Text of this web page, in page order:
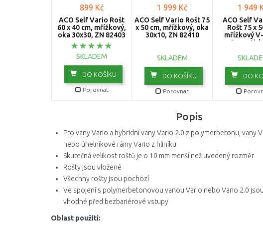
899 Kč
ACO Self Vario Rošt
60 x 40 cm, mřížkový,
oka 30x30, ZN 82403
SKLADEM
DO KOŠÍKU
Porovnat
1 999 Kč
ACO Self Vario Rošt 75
x 50 cm, mřížkový, oka
30x10, ZN 82410
SKLADEM
DO KOŠÍKU
Porovnat
1 949
ACO Self
Rošt 75 x
mřížkový
pruty
DO
Popis
Pro vany Vario a hybridní vany Vario 2.0 z polymerbetonu, vany
nebo úhelníkové rámy Vario z hliníku
Skutečná velikost roštů je o 10 mm menší než uvedený rozměr
Rošty jsou vložené
Všechny rošty jsou pochozí
Ve spojení s polymerbetonovou vanou Vario nebo Vario 2.0
vhodné před bezbariérové vstupy
Oblast použití: